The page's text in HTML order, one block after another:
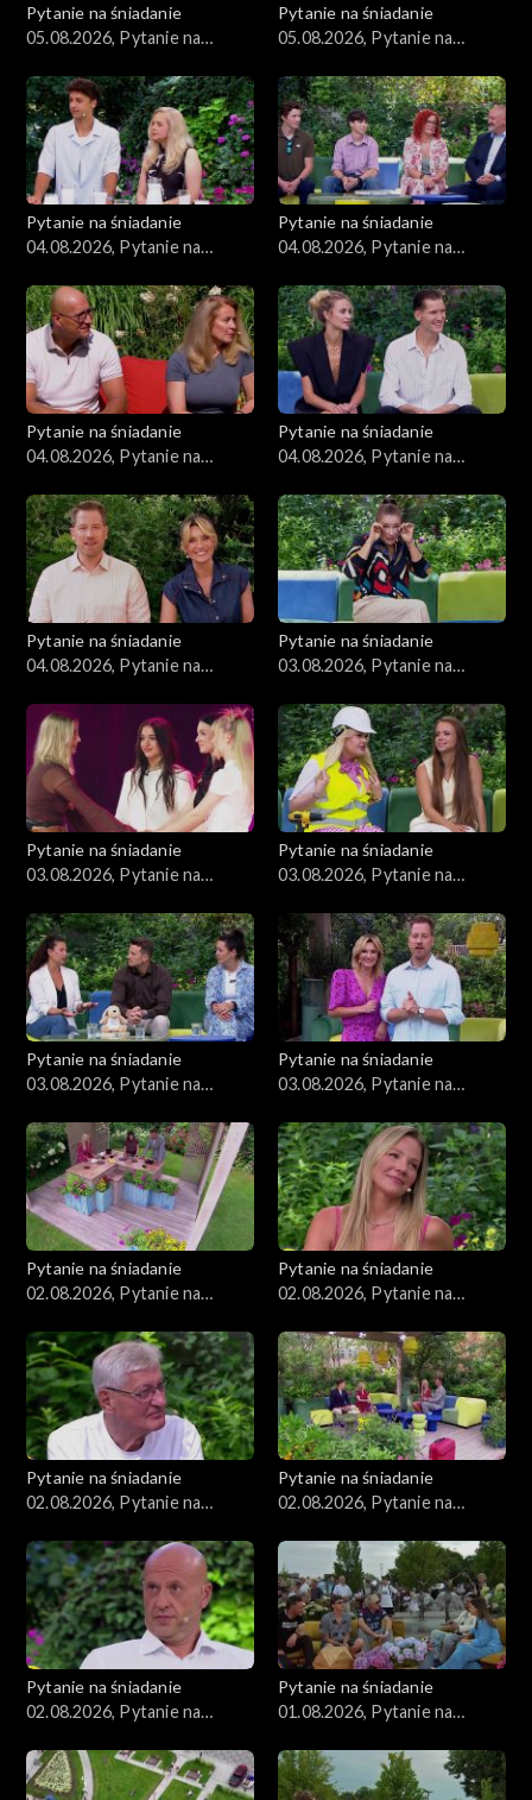
Pytanie na śniadanie
05.08.2026, Pytanie na
Pytanie na śniadanie
05.08.2026, Pytanie na
Pytanie na śniadanie
04.08.2026, Pytanie na
Pytanie na śniadanie
04.08.2026, Pytanie na
Pytanie na śniadanie
04.08.2026, Pytanie na
Pytanie na śniadanie
04.08.2026, Pytanie na
Pytanie na śniadanie
04.08.2026, Pytanie na
Pytanie na śniadanie
03.08.2026, Pytanie na
Pytanie na śniadanie
03.08.2026, Pytanie na
Pytanie na śniadanie
03.08.2026, Pytanie na
Pytanie na śniadanie
03.08.2026, Pytanie na
Pytanie na śniadanie
03.08.2026, Pytanie na
Pytanie na śniadanie
02.08.2026, Pytanie na
Pytanie na śniadanie
02.08.2026, Pytanie na
Pytanie na śniadanie
02.08.2026, Pytanie na
Pytanie na śniadanie
02.08.2026, Pytanie na
Pytanie na śniadanie
02.08.2026, Pytanie na
Pytanie na śniadanie
01.08.2026, Pytanie na